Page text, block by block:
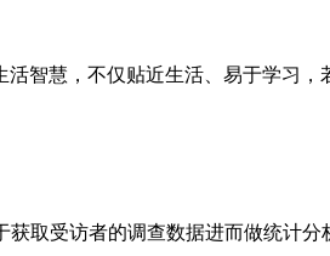
智慧，不仅贴近生活、易于学习，
获取受访者的调查数据进而做统计分